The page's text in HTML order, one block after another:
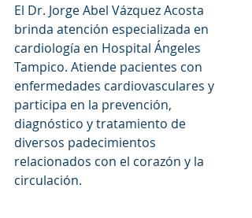
El Dr. Jorge Abel Vázquez Acosta
brinda atención especializada en
cardiología en Hospital Ángeles
Tampico. Atiende pacientes con
enfermedades cardiovasculares y
participa en la prevención,
diagnóstico y tratamiento de
diversos padecimientos
relacionados con el corazón y la
circulación.